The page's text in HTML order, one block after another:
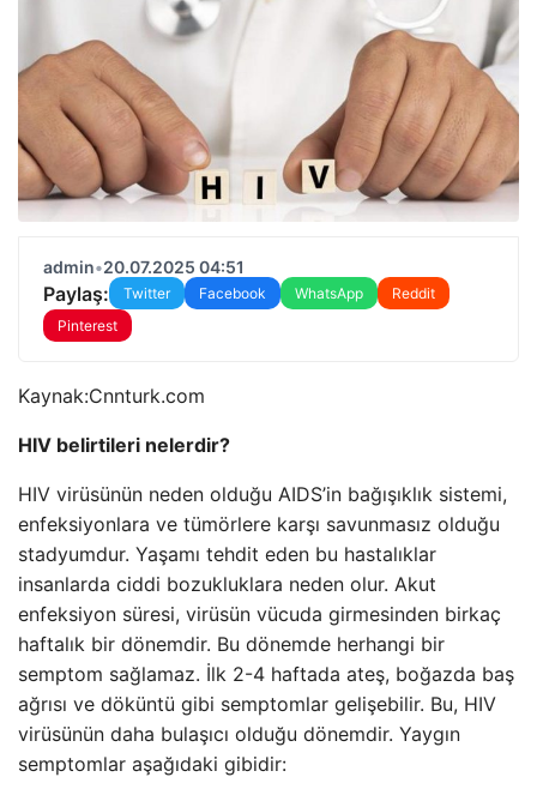
admin•20.07.2025 04:51
Paylaş: Twitter Facebook WhatsApp
Reddit
Pinterest
Kaynak:Cnnturk.com
HIV belirtileri nelerdir?
HIV virüsünün neden olduğu AIDS’in bağışıklık sistemi,
enfeksiyonlara ve tümörlere karşı savunmasız olduğu
stadyumdur. Yaşamı tehdit eden bu hastalıklar
insanlarda ciddi bozukluklara neden olur. Akut
enfeksiyon süresi, virüsün vücuda girmesinden birkaç
haftalık bir dönemdir. Bu dönemde herhangi bir
semptom sağlamaz. İlk 2-4 haftada ateş, boğazda baş
ağrısı ve döküntü gibi semptomlar gelişebilir. Bu, HIV
virüsünün daha bulaşıcı olduğu dönemdir. Yaygın
semptomlar aşağıdaki gibidir: